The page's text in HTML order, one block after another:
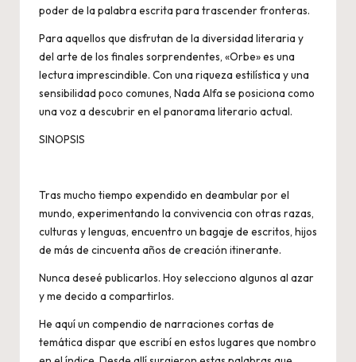
poder de la palabra escrita para trascender fronteras.
Para aquellos que disfrutan de la diversidad literaria y
del arte de los finales sorprendentes, «Orbe» es una
lectura imprescindible. Con una riqueza estilística y una
sensibilidad poco comunes, Nada Alfa se posiciona como
una voz a descubrir en el panorama literario actual.
SINOPSIS
Tras mucho tiempo expendido en deambular por el
mundo, experimentando la convivencia con otras razas,
culturas y lenguas, encuentro un bagaje de escritos, hijos
de más de cincuenta años de creación itinerante.
Nunca deseé publicarlos. Hoy selecciono algunos al azar
y me decido a compartirlos.
He aquí un compendio de narraciones cortas de
temática dispar que escribí en estos lugares que nombro